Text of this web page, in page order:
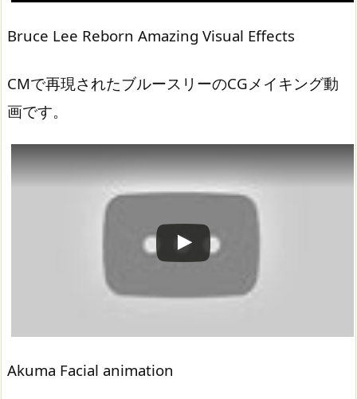
Bruce Lee Reborn Amazing Visual Effects
CMで再現されたブルースリーのCGメイキング動
画です。
この動画を YouTube で視聴
Akuma Facial animation